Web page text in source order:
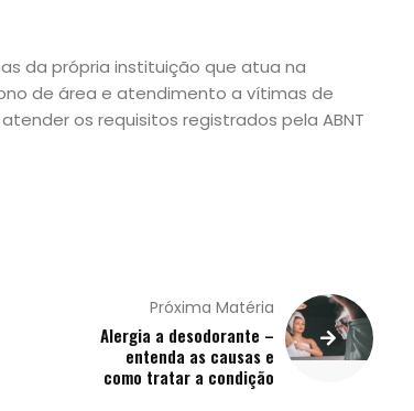
da própria instituição que atua na
de área e atendimento a vítimas de
os requisitos registrados pela ABNT
Próxima Matéria
Alergia a desodorante –
entenda as causas e
como tratar a condição